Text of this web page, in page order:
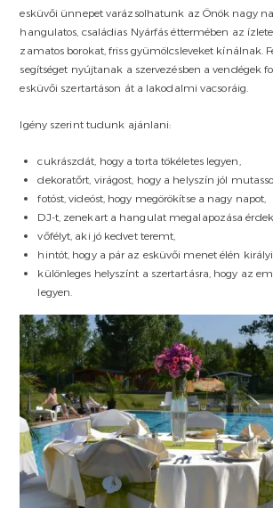
esküvői ünnepet varázsolhatunk az Önök nagy
hangulatos, családias Nyárfás éttermében az
zamatos borokat, friss gyümölcsleveket kínálnak.
segítséget nyújtanak a szervezésben a vendégek
esküvői szertartáson át a lakodalmi vacsoráig.
Igény szerint tudunk ajánlani:
cukrászdát, hogy a torta tökéletes legyen,
dekoratőrt, virágost, hogy a helyszín jól
fotóst, videóst, hogy megörökítse a nagy napot,
DJ-t, zenekart a hangulat megalapozása
vőfélyt, aki jó kedvet teremt,
hintót, hogy a pár az esküvői menet élén
különleges helyszínt a szertartásra, hogy az
legyen.